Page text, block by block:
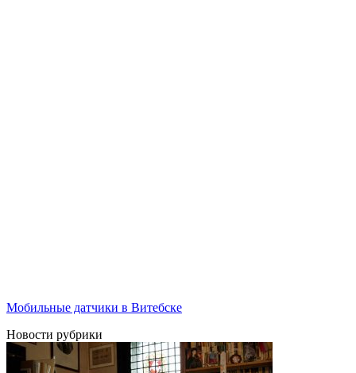
Мобильные датчики в Витебске
Новости рубрики